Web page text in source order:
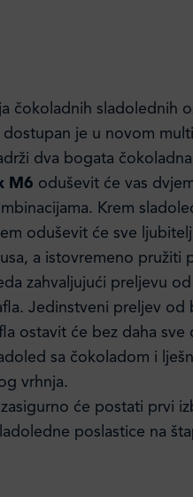
čokoladnih sladolednih
je u novom
dva bogata
M6 oduševit će vas
Krem
oduševit će sve
a istovremeno pružiti
zahvaljujući preljevu
Jedinstveni preljev od
ostavit će bez daha sve
sa čokoladom i
vrhnja.
će postati prvi
poslastice na